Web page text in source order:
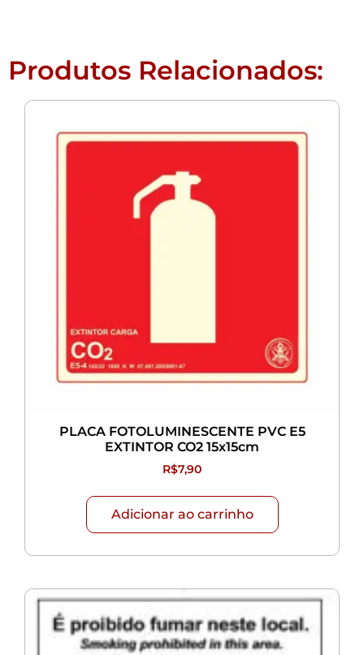
Produtos Relacionados:
PLACA FOTOLUMINESCENTE PVC E5
EXTINTOR CO2 15x15cm
R$7,90
Adicionar ao carrinho